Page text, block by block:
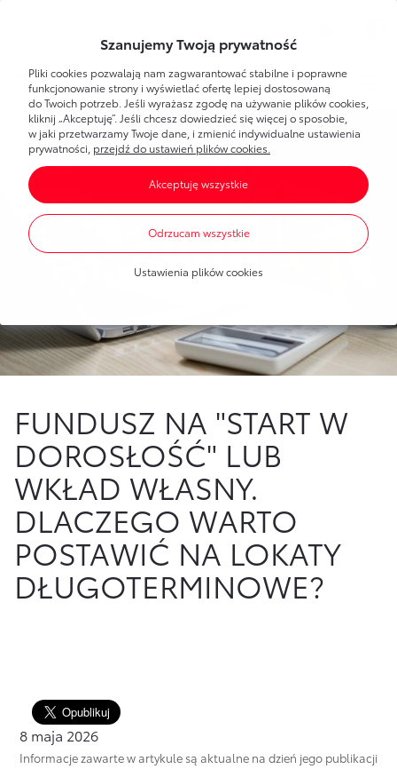
Szanujemy Twoją prywatność
Pliki cookies pozwalają nam zagwarantować stabilne i poprawne
funkcjonowanie strony i wyświetlać ofertę lepiej dostosowaną
do Twoich potrzeb. Jeśli wyrażasz zgodę na używanie plików cookies,
kliknij „Akceptuję”. Jeśli chcesz dowiedzieć się więcej o sposobie,
w jaki przetwarzamy Twoje dane, i zmienić indywidualne ustawienia
prywatności, przejdź do ustawień plików cookies.
Akceptuję wszystkie
Odrzucam wszystkie
Ustawienia plików cookies
Dla Ciebie
Produktydla każdego
Konta bankowe
Finansowanie Toyoty
Finansowanie Lexusa
Ubezpieczenia
Usługi Dilera
Dla Firmy
Finansowanie Lexusa
Finansowanie aut dostawczych
Finansowanie Floty
Konta firmowe
Oszczędzanie
Ubezpieczenia
ToyotaBank
Poznaj Bankowość Elektroniczną
Pierwsze logowanie
Umawianie wizyt w banku
Oprocentowanie
Mobilna Autoryzacja
ToyotaLeasing
Poznaj Portal Klienta
Zawarcie umowy online
Tabela opłat i prowizji
Sprawdź również
Bezpieczeństwo
Często zadawane pytania
Strefa klienta
ToyotaBank
ToyotaLeasing
FUNDUSZ NA "START W
DOROSŁOŚĆ" LUB
WKŁAD WŁASNY.
DLACZEGO WARTO
POSTAWIĆ NA LOKATY
DŁUGOTERMINOWE?
8 maja 2026
Informacje zawarte w artykule są aktualne na dzień jego publikacji